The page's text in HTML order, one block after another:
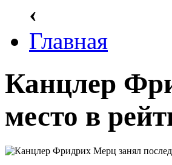
‹
Главная
Канцлер
место в